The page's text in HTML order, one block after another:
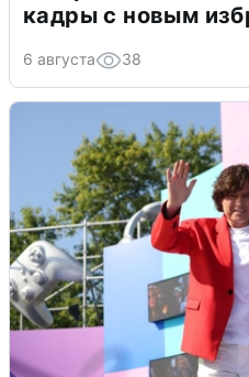
кадры с новым
6 августа 38